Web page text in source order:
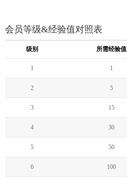
会员等级&经验值对照表
级别 所需经验值
1 1
2 5
3 15
4 30
5 50
6 100